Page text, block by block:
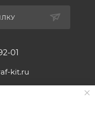
01
kit.ru
р-н,